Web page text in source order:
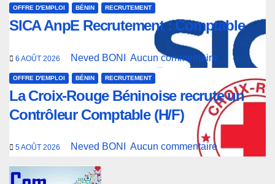
OFFRE D'EMPLOI BÉNIN RECRUTEMENT
SICA AnpE Recrutement : Comptable
6 AOÛT 2026 Neved BONI Aucun commentaire
OFFRE D'EMPLOI BÉNIN RECRUTEMENT
La Croix-Rouge Béninoise recrute un
Contrôleur Comptable (H/F)
5 AOÛT 2026 Neved BONI Aucun commentaire